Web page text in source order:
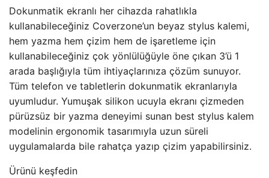
Dokunmatik ekranlı her cihazda rahatlıkla
kullanabileceğiniz Coverzone’un beyaz stylus kalemi,
hem yazma hem çizim hem de işaretleme için
kullanabileceğiniz çok yönlülüğüyle öne çıkan 3’ü 1
arada başlığıyla tüm ihtiyaçlarınıza çözüm sunuyor.
Tüm telefon ve tabletlerin dokunmatik ekranlarıyla
uyumludur. Yumuşak silikon ucuyla ekranı çizmeden
pürüzsüz bir yazma deneyimi sunan best stylus kalem
modelinin ergonomik tasarımıyla uzun süreli
uygulamalarda bile rahatça yazıp çizim yapabilirsiniz.
Ürünü keşfedin